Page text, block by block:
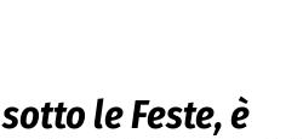
le Feste, è